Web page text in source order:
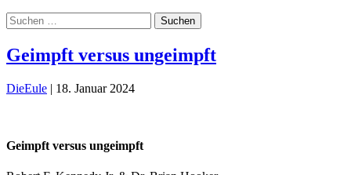
Suche
nach:
Geimpft versus ungeimpft
DieEule | 18. Januar 2024
Geimpft versus ungeimpft